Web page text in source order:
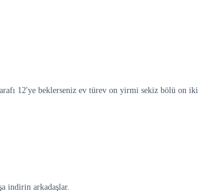
12'ye beklerseniz ev türev on yirmi sekiz bölü on
indirin arkadaşlar.